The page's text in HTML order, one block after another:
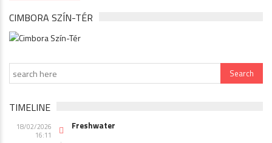
CIMBORA SZÍN-TÉR
TIMELINE
18/02/2026
16:11
Freshwater